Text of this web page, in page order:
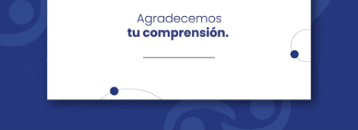
Revista Fácil Vivir
Sedes Directorio Servicios En Línea